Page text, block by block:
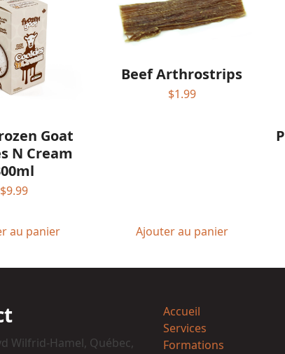
Goat
N Cream
$9.99
au panier
Beef Arthrostrips
$1.99
Ajouter au panier
Wilfrid-Hamel, Québec,
Accueil
Services
Formations